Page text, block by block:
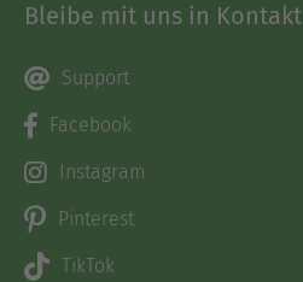
Bleibe mit uns in Kontakt
Support
Facebook
Instagram
Pinterest
TikTok